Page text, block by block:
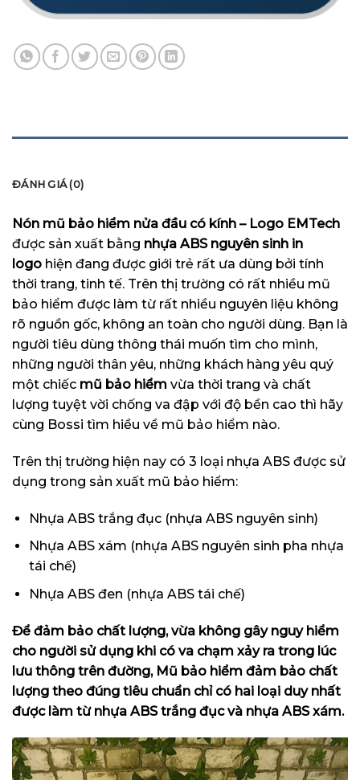
ĐÁNH GIÁ (0)
Nón mũ bảo hiểm nửa đầu có kính – Logo EMTech
được sản xuất bằng nhựa ABS nguyên sinh in
logo hiện đang được giới trẻ rất ưa dùng bởi tính
thời trang, tinh tế. Trên thị trường có rất nhiều mũ
bảo hiểm được làm từ rất nhiều nguyên liệu không
rõ nguồn gốc, không an toàn cho người dùng. Bạn là
người tiêu dùng thông thái muốn tìm cho mình,
những người thân yêu, những khách hàng yêu quý
một chiếc mũ bảo hiểm vừa thời trang và chất
lượng tuyệt vời chống va đập với độ bền cao thì hãy
cùng Bossi tìm hiều về mũ bảo hiểm nào.
Trên thị trường hiện nay có 3 loại nhựa ABS được sử
dụng trong sản xuất mũ bảo hiểm:
Nhựa ABS trắng đục (nhựa ABS nguyên sinh)
Nhựa ABS xám (nhựa ABS nguyên sinh pha nhựa
tái chế)
Nhựa ABS đen (nhựa ABS tái chế)
Để đảm bảo chất lượng, vừa không gây nguy hiểm
cho người sử dụng khi có va chạm xảy ra trong lúc
lưu thông trên đường, Mũ bảo hiểm đảm bảo chất
lượng theo đúng tiêu chuẩn chỉ có hai loại duy nhất
được làm từ nhựa ABS trắng đục và nhựa ABS xám.